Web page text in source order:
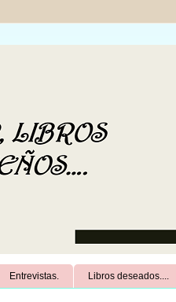
Entrevistas. Libros deseados....